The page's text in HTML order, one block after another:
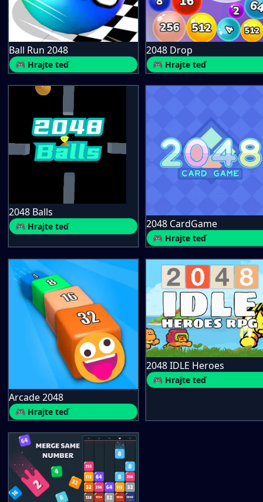
Ball Run 2048
🎮 Hrajte teď
2048 Drop
🎮 Hrajte teď
2048 Balls
🎮 Hrajte teď 2048 CardGame
🎮 Hrajte teď
Arcade 2048
🎮 Hrajte teď
2048 IDLE Heroes
🎮 Hrajte teď